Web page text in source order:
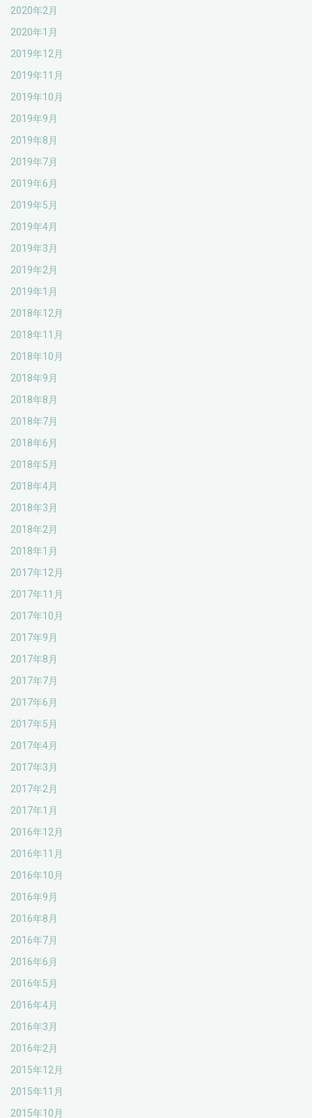
2020年2月
2020年1月
2019年12月
2019年11月
2019年10月
2019年9月
2019年8月
2019年7月
2019年6月
2019年5月
2019年4月
2019年3月
2019年2月
2019年1月
2018年12月
2018年11月
2018年10月
2018年9月
2018年8月
2018年7月
2018年6月
2018年5月
2018年4月
2018年3月
2018年2月
2018年1月
2017年12月
2017年11月
2017年10月
2017年9月
2017年8月
2017年7月
2017年6月
2017年5月
2017年4月
2017年3月
2017年2月
2017年1月
2016年12月
2016年11月
2016年10月
2016年9月
2016年8月
2016年7月
2016年6月
2016年5月
2016年4月
2016年3月
2016年2月
2015年12月
2015年11月
2015年10月